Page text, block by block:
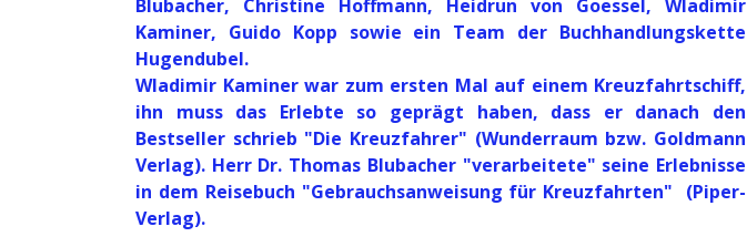
Blubacher, Christine Hoffmann, Heidrun von Goessel, Wladimir
Kaminer, Guido Kopp sowie ein Team der Buchhandlungskette
Hugendubel.
Wladimir Kaminer war zum ersten Mal auf einem Kreuzfahrtschiff,
ihn muss das Erlebte so geprägt haben, dass er danach den
Bestseller schrieb "Die Kreuzfahrer" (Wunderraum bzw. Goldmann
Verlag). Herr Dr. Thomas Blubacher "verarbeitete" seine Erlebnisse
in dem Reisebuch "Gebrauchsanweisung für Kreuzfahrten" (Piper-
Verlag).